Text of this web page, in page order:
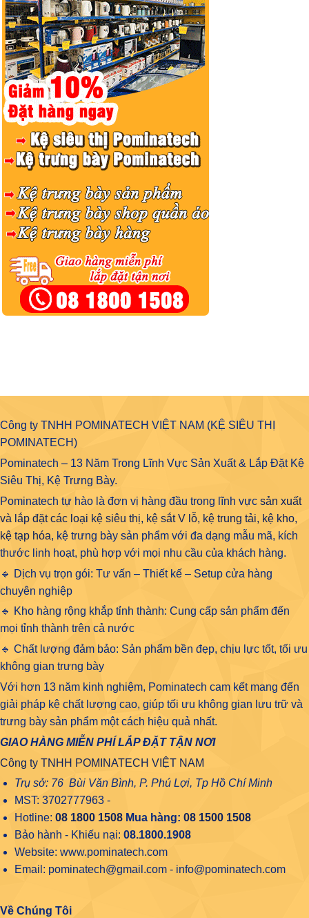
Công ty TNHH POMINATECH VIỆT NAM (KỆ SIÊU THỊ
POMINATECH)
Pominatech – 13 Năm Trong Lĩnh Vực Sản Xuất & Lắp Đặt Kệ
Siêu Thị, Kệ Trưng Bày.
Pominatech tự hào là đơn vị hàng đầu trong lĩnh vực sản xuất
và lắp đặt các loại kệ siêu thị, kệ sắt V lỗ, kệ trung tải, kệ kho,
kệ tạp hóa, kệ trưng bày sản phẩm với đa dạng mẫu mã, kích
thước linh hoạt, phù hợp với mọi nhu cầu của khách hàng.
🔹 Dịch vụ trọn gói: Tư vấn – Thiết kế – Setup cửa hàng
chuyên nghiệp
🔹 Kho hàng rộng khắp tỉnh thành: Cung cấp sản phẩm đến
mọi tỉnh thành trên cả nước
🔹 Chất lượng đảm bảo: Sản phẩm bền đẹp, chịu lực tốt, tối ưu
không gian trưng bày
Với hơn 13 năm kinh nghiệm, Pominatech cam kết mang đến
giải pháp kệ chất lượng cao, giúp tối ưu không gian lưu trữ và
trưng bày sản phẩm một cách hiệu quả nhất.
GIAO HÀNG MIỄN PHÍ LẮP ĐẶT TẬN NƠI
Công ty TNHH POMINATECH VIỆT NAM
Trụ sở: 76 Bùi Văn Bình, P. Phú Lợi, Tp Hồ Chí Minh
MST: 3702777963 -
Hotline: 08 1800 1508Mua hàng: 08 1500 1508
Bảo hành - Khiếu nại: 08.1800.1908
Website: www.pominatech.com
Email: pominatech@gmail.com - info@pominatech.com
Về Chúng Tôi